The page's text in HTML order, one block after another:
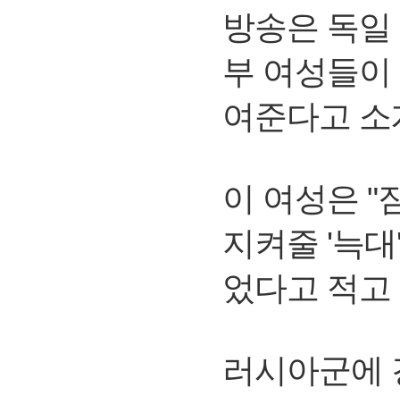
방송은 독
부 여성들
여준다고
이 여성은 "
지켜줄 '늑
었다고 적고
러시아군에